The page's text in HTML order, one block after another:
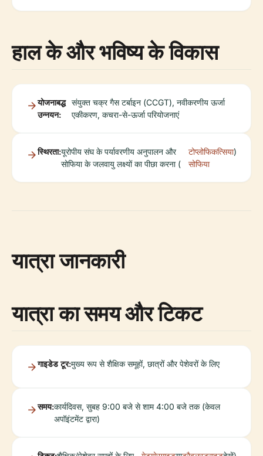
हाल के और भविष्य के विकास
योजनाबद्ध
उन्नयन:
संयुक्त चक्र गैस टर्बाइन (CCGT), नवीकरणीय ऊर्जा
एकीकरण, कचरा-से-ऊर्जा परियोजनाएं
स्थिरता:यूरोपीय संघ के पर्यावरणीय अनुपालन और
सोफिया के जलवायु लक्ष्यों का पीछा करना (
टोप्लोफिकत्सिया
सोफिया
)
यात्रा जानकारी
यात्रा का समय और टिकट
गाइडेड टूर:मुख्य रूप से शैक्षिक समूहों, छात्रों और पेशेवरों के लिए
समय:कार्यदिवस, सुबह 9:00 बजे से शाम 4:00 बजे तक (केवल
अपॉइंटमेंट द्वारा)